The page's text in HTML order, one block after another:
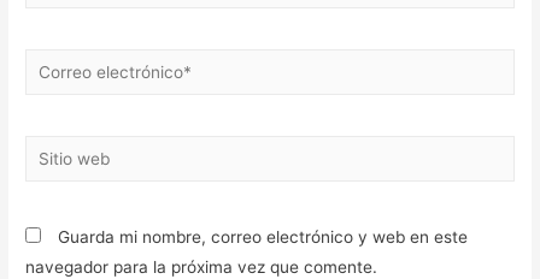
Correo
Sitio
Guarda mi nombre, correo electrónico y web en este
navegador para la próxima vez que comente.